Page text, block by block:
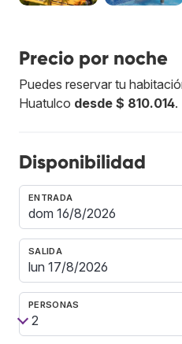
Precio por noche
Puedes reservar tu
Huatulco desde $ 810.014.
Disponibilidad
ENTRADA
SALIDA
PERSONAS